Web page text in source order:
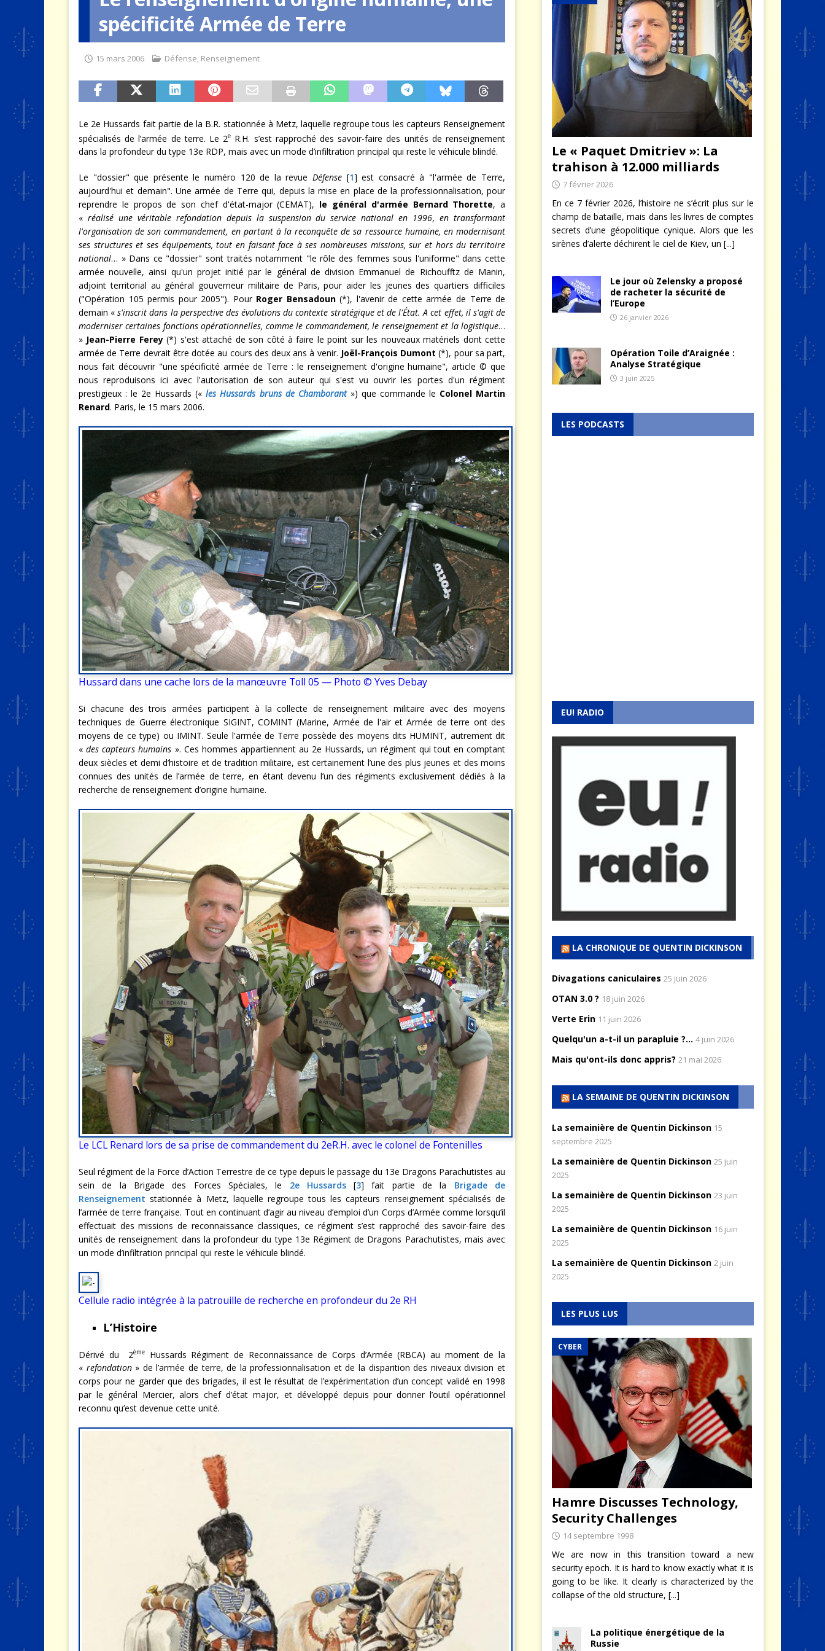
[ 2 août 2026 ] SCAF : Le divorce est consommé — Safran ferme la dernière porte
spécificité Armée de Terre
15 mars 2006 Défense, Renseignement
Le 2e Hussards fait partie de la B.R. stationnée à Metz, laquelle regroupe tous les capteurs Renseignement
spécialisés de l’armée de terre. Le 2e R.H. s’est rapproché des savoir-faire des unités de renseignement
dans la profondeur du type 13e RDP, mais avec un mode d’infiltration principal qui reste le véhicule blindé.
Le "dossier" que présente le numéro 120 de la revue Défense [1] est consacré à "l'armée de Terre,
aujourd'hui et demain". Une armée de Terre qui, depuis la mise en place de la professionnalisation, pour
reprendre le propos de son chef d'état-major (CEMAT), le général d'armée Bernard Thorette, a
« réalisé une véritable refondation depuis la suspension du service national en 1996,en transformant
l'organisation de son commandement, en partant à la reconquête de sa ressource humaine, en modernisant
ses structures et ses équipements, tout en faisant face à ses nombreuses missions, sur et hors du territoire
national… » Dans ce "dossier" sont traités notamment "le rôle des femmes sous l'uniforme" dans cette
armée nouvelle, ainsi qu'un projet initié par le général de division Emmanuel de Richoufftz de Manin,
adjoint territorial au général gouverneur militaire de Paris, pour aider les jeunes des quartiers difficiles
("Opération 105 permis pour 2005"). Pour Roger Bensadoun(*), l'avenir de cette armée de Terre de
demain «s'inscrit dans la perspective des évolutions du contexte stratégique et de l'État. A cet effet, il s'agit de
moderniser certaines fonctions opérationnelles, comme le commandement, le renseignement et la logistique…
» Jean-Pierre Ferey(*) s'est attaché de son côté à faire le point sur les nouveaux matériels dont cette
armée de Terre devrait être dotée au cours des deux ans à venir. Joël-François Dumont(*), pour sa part,
nous fait découvrir "une spécificité armée de Terre : le renseignement d'origine humaine", article © que
nous reproduisons ici avec l'autorisation de son auteur qui s'est vu ouvrir les portes d'un régiment
prestigieux : le 2e Hussards («les Hussards bruns de Chamborant») que commande le Colonel Martin
Renard. Paris, le 15 mars 2006.
Hussard dans une cache lors de la manœuvre Toll 05 — Photo © Yves Debay
Si chacune des trois armées participent à la collecte de renseignement militaire avec des moyens
techniques de Guerre électronique SIGINT, COMINT (Marine, Armée de l'air et Armée de terre ont des
moyens de ce type) ou IMINT. Seule l'armée de Terre possède des moyens dits HUMINT, autrement dit
«des capteurs humains ». Ces hommes appartiennent au 2e Hussards, un régiment qui tout en comptant
deux siècles et demi d’histoire et de tradition militaire, est certainement l’une des plus jeunes et des moins
connues des unités de l’armée de terre, en étant devenu l’un des régiments exclusivement dédiés à la
recherche de renseignement d’origine humaine.
Le LCL Renard lors de sa prise de commandement du 2eR.H. avec le colonel de Fontenilles
Seul régiment de la Force d’Action Terrestre de ce type depuis le passage du 13e Dragons Parachutistes au
sein de la Brigade des Forces Spéciales, le 2e Hussards[3] fait partie de la Brigade de
Renseignement stationnée à Metz, laquelle regroupe tous les capteurs renseignement spécialisés de
l’armée de terre française. Tout en continuant d’agir au niveau d’emploi d’un Corps d’Armée comme lorsqu’il
effectuait des missions de reconnaissance classiques, ce régiment s’est rapproché des savoir-faire des
unités de renseignement dans la profondeur du type 13e Régiment de Dragons Parachutistes, mais avec
un mode d’infiltration principal qui reste le véhicule blindé.
Cellule radio intégrée à la patrouille de recherche en profondeur du 2e RH
L’Histoire
Dérivé du 2ème
Hussards Régiment de Reconnaissance de Corps d’Armée (RBCA) au moment de la
« refondation» de l’armée de terre, de la professionnalisation et de la disparition des niveaux division et
corps pour ne garder que des brigades, il est le résultat de l’expérimentation d’un concept validé en 1998
par le général Mercier, alors chef d’état major, et développé depuis pour donner l’outil opérationnel
reconnu qu’est devenue cette unité.
Le « Paquet Dmitriev »: La
trahison à 12.000 milliards
7 février 2026
En ce 7 février 2026, l’histoire ne s’écrit plus sur le
champ de bataille, mais dans les livres de comptes
secrets d’une géopolitique cynique. Alors que les
sirènes d’alerte déchirent le ciel de Kiev, un [...]
Le jour où Zelensky a proposé
de racheter la sécurité de
l’Europe
26 janvier 2026
Opération Toile d’Araignée :
Analyse Stratégique
3 juin 2025
LES PODCASTS
EU! RADIO
LA CHRONIQUE DE QUENTIN DICKINSON
Divagations caniculaires 25 juin 2026
OTAN 3.0 ? 18 juin 2026
Verte Erin 11 juin 2026
Quelqu'un a-t-il un parapluie ?... 4 juin 2026
Mais qu'ont-ils donc appris? 21 mai 2026
LA SEMAINE DE QUENTIN DICKINSON
La semainière de Quentin Dickinson 15
septembre 2025
La semainière de Quentin Dickinson 25 juin
2025
La semainière de Quentin Dickinson 23 juin
2025
La semainière de Quentin Dickinson 16 juin
2025
La semainière de Quentin Dickinson 2 juin
2025
LES PLUS LUS
CYBER
Hamre Discusses Technology,
Security Challenges
14 septembre 1998
We are now in this transition toward a new
security epoch. It is hard to know exactly what it is
going to be like. It clearly is characterized by the
collapse of the old structure, [...]
La politique énergétique de la
Russie